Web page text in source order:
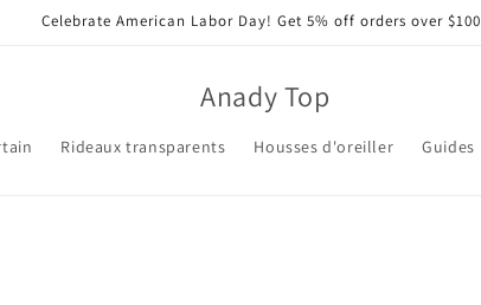
Celebrate American Labor Day! Get 5% off orders over $100
Anady Top
Rideaux transparents Housses d'oreiller Guides